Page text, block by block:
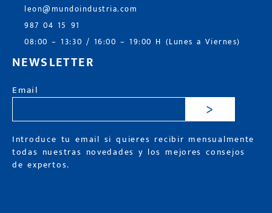
leon@mundoindustria.com
987 04 15 91
08:00 – 13:30 / 16:00 – 19:00 H (Lunes a Viernes)
NEWSLETTER
Email
>
Introduce tu email si quieres recibir mensualmente
todas nuestras novedades y los mejores consejos
de expertos.